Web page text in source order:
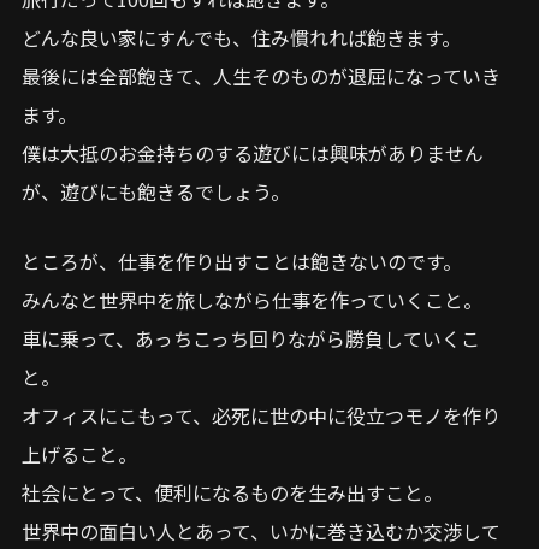
どんな良い家にすんでも、住み慣れれば飽きます。
最後には全部飽きて、人生そのものが退屈になっていき
ます。
僕は大抵のお金持ちのする遊びには興味がありません
が、遊びにも飽きるでしょう。
ところが、仕事を作り出すことは飽きないのです。
みんなと世界中を旅しながら仕事を作っていくこと。
車に乗って、あっちこっち回りながら勝負していくこ
と。
オフィスにこもって、必死に世の中に役立つモノを作り
上げること。
社会にとって、便利になるものを生み出すこと。
世界中の面白い人とあって、いかに巻き込むか交渉して